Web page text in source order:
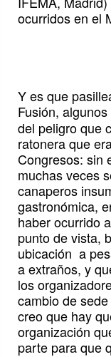
ocurridos en el
Y es que
Fusión, algunos
del peligro que
ratonera que
Congresos: sin
muchas veces
canaperos
gastronómica,
haber ocurrido
punto de vista,
ubicación a
a extraños, y
los
cambio de
creo que hay
organización
parte para que